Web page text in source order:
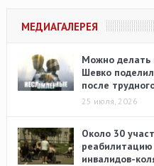
МЕДИАГАЛЕРЕЯ
Можно делать
Шевко
после
25 июля, 2026
Около 30
реабилитацию
инвалидов-